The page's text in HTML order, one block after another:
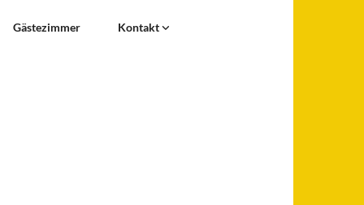
Gästezimmer Kontakt